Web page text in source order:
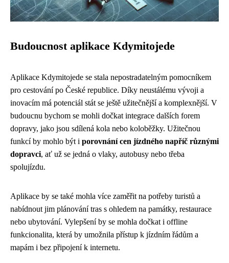
Budoucnost aplikace Kdymitojede
Aplikace Kdymitojede se stala nepostradatelným pomocníkem
pro cestování po České republice. Díky neustálému vývoji a
inovacím má ​​potenciál stát se ještě užitečnější a komplexnější. V
budoucnu bychom se mohli dočkat integrace dalších forem
dopravy, jako jsou sdílená kola nebo koloběžky. Užitečnou
funkcí by mohlo být i porovnání cen jízdného napříč různými
dopravci, ať už se jedná o vlaky, autobusy nebo třeba
spolujízdu.
Aplikace by se také mohla více zaměřit na potřeby turistů a
nabídnout jim plánování tras s ohledem na památky, restaurace
nebo ubytování. Vylepšení by se mohla dočkat i offline
funkcionalita, která by umožnila přístup k jízdním řádům a
mapám i bez připojení k internetu.